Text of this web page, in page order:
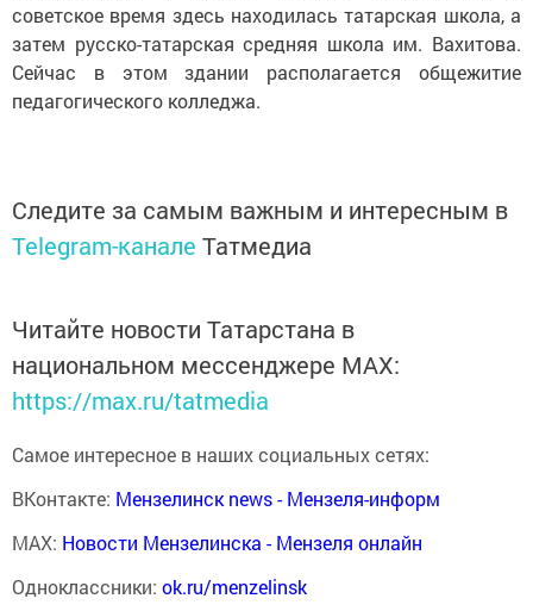
советское время здесь находилась татарская школа, а
затем русско-татарская средняя школа им. Вахитова.
Сейчас в этом здании располагается общежитие
педагогического колледжа.
Следите за самым важным и интересным в
Telegram-канале Татмедиа
Читайте новости Татарстана в
национальном мессенджере MАХ:
https://max.ru/tatmedia
Самое интересное в наших социальных сетях:
ВКонтакте: Мензелинск news - Мензеля-информ
MAX: Новости Мензелинска - Мензеля онлайн
Одноклассники: ok.ru/menzelinsk